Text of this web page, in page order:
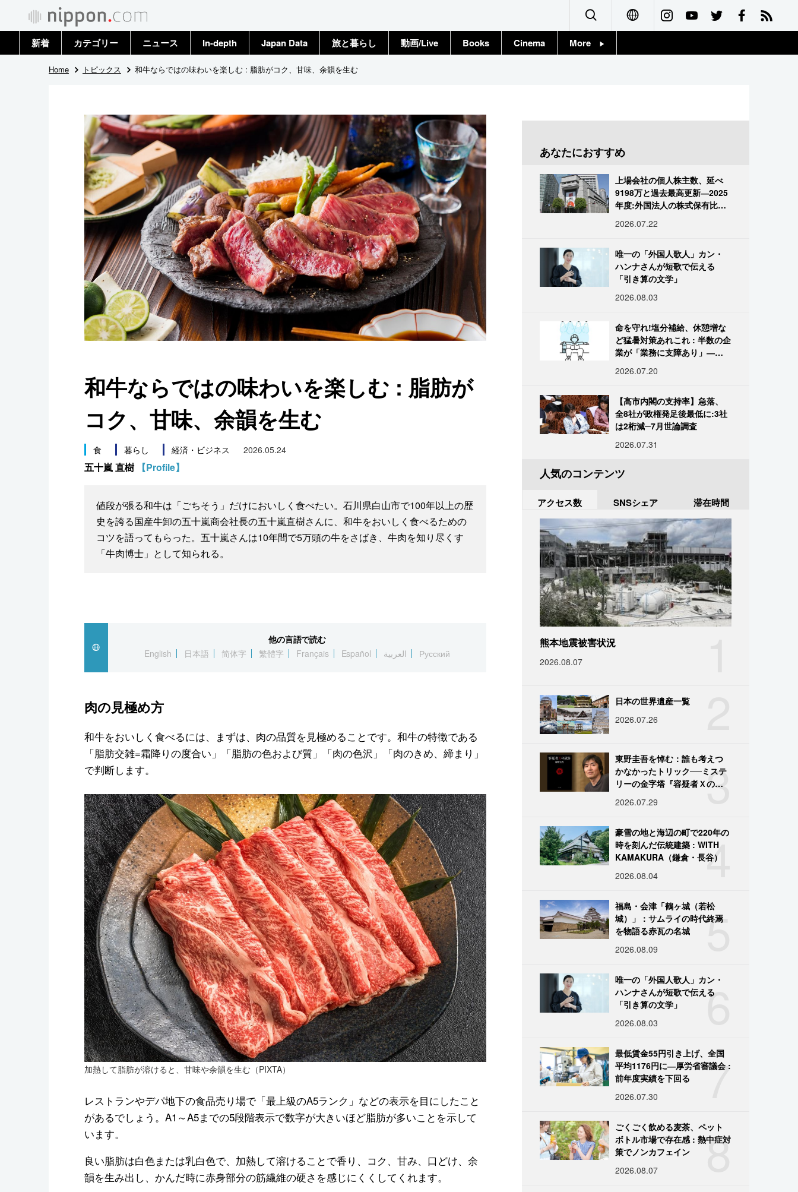
العربية
Русский
新着 カテゴリー
政治・外交
国際
社会
文化
科学・技術
暮らし
スポーツ・東京2020
ニュース
トップ
In-depth Japan Data 旅と暮らし 動画/Live Books Cinema More
東京
お知らせ
Home トピックス 和牛ならではの味わいを楽しむ : 脂肪がコク、甘味、余韻を生む
和牛ならではの味わいを楽しむ : 脂肪が
コク、甘味、余韻を生む
食 暮らし 経済・ビジネス 2026.05.24
五十嵐 直樹 【Profile】
値段が張る和牛は「ごちそう」だけにおいしく食べたい。石川県白山市で100年以上の歴
史を誇る国産牛卸の五十嵐商会社長の五十嵐直樹さんに、和牛をおいしく食べるための
コツを語ってもらった。五十嵐さんは10年間で5万頭の牛をさばき、牛肉を知り尽くす
「牛肉博士」として知られる。
他の言語で読む
English
日本語 简体字 繁體字 Français Español العربية Русский
肉の見極め方
和牛をおいしく食べるには、まずは、肉の品質を見極めることです。和牛の特徴である
「脂肪交雑=霜降りの度合い」「脂肪の色および質」「肉の色沢」「肉のきめ、締まり」
で判断します。
加熱して脂肪が溶けると、甘味や余韻を生む（PIXTA）
レストランやデパ地下の食品売り場で「最上級のA5ランク」などの表示を目にしたこと
があるでしょう。A1～A5までの5段階表示で数字が大きいほど脂肪が多いことを示して
います。
良い脂肪は白色または乳白色で、加熱して溶けることで香り、コク、甘み、口どけ、余
韻を生み出し、かんだ時に赤身部分の筋繊維の硬さを感じにくくしてくれます。
あなたにおすすめ
上場会社の個人株主数、延べ
9198万と過去最高更新―2025
年度:外国法人の株式保有比率
2026.07.22
唯一の「外国人歌人」カン・
ハンナさんが短歌で伝える
「引き算の文学」
2026.08.03
命を守れ!塩分補給、休憩増な
ど猛暑対策あれこれ : 半数の企
業が「業務に支障あり」―帝
2026.07.20
【高市内閣の支持率】急落、
全8社が政権発足後最低に:3社
は2桁減─7月世論調査
2026.07.31
人気のコンテンツ
アクセス数 SNSシェア 滞在時間
熊本地震被害状況
2026.08.07
日本の世界遺産一覧
2026.07.26
3
東野圭吾を悼む：誰も考えつ
かなかったトリック──ミステ
リーの金字塔『容疑者Ｘの献
2026.07.29
4
豪雪の地と海辺の町で220年の
時を刻んだ伝統建築 : WITH
KAMAKURA（鎌倉・長谷）
2026.08.04
5
福島・会津「鶴ヶ城（若松
城）」：サムライの時代終焉
を物語る赤瓦の名城
2026.08.09
6
唯一の「外国人歌人」カン・
ハンナさんが短歌で伝える
「引き算の文学」
2026.08.03
7
最低賃金55円引き上げ、全国
平均1176円に―厚労省審議会 :
前年度実績を下回る
2026.07.30
8
ごくごく飲める麦茶、ペット
ボトル市場で存在感 : 熱中症対
策でノンカフェイン
2026.08.07